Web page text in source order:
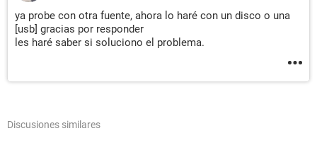
ya probe con otra fuente, ahora lo haré con un disco o una
[usb] gracias por responder
les haré saber si soluciono el problema.
Discusiones similares